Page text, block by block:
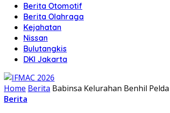
Berita Otomotif
Berita Olahraga
Kejahatan
Nissan
Bulutangkis
DKI Jakarta
Home Berita Babinsa Kelurahan Benhil
Berita